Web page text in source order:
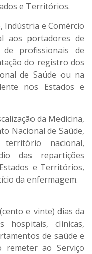
e Territórios.
Indústria e Comércio
aos portadores de
profissionais de
do registro dos
de Saúde ou na
nos Estados e
da Medicina,
Nacional de Saúde,
nacional,
das repartições
e Territórios,
da enfermagem.
e vinte) dias da
hospitais, clínicas,
de saúde e
remeter ao Serviço